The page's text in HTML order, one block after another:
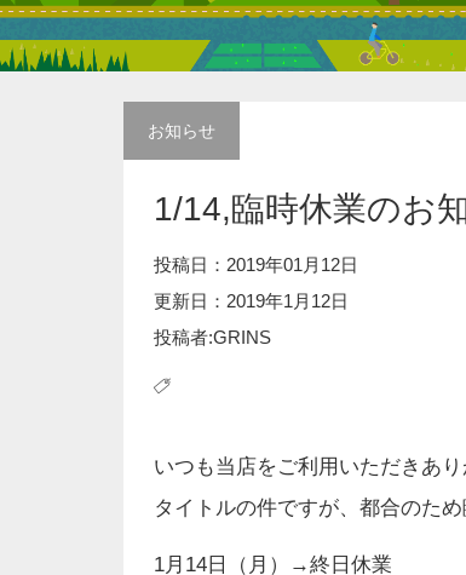
お知らせ
1/14,臨時休業のお
投稿日：2019年01月12日
更新日：2019年1月12日
投稿者:GRINS
いつも当店をご利用いただきあり
タイトルの件ですが、都合のた
1月14日（月）→終日休業